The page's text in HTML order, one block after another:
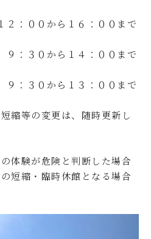
００から１６：００まで
３０から１４：００まで
３０から１３：００まで
縮等の変更は、随時更新し
体験が危険と判断した場合
短縮・臨時休館となる場合